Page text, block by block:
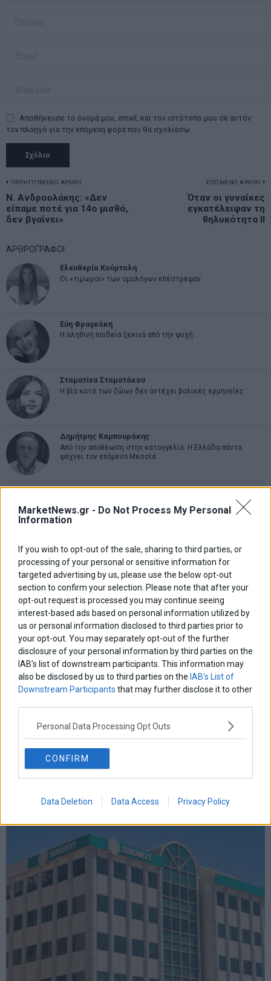
MarketNews.gr - Do Not Process My Personal
Information
If you wish to opt-out of the sale, sharing to third parties, or
processing of your personal or sensitive information for
targeted advertising by us, please use the below opt-out
section to confirm your selection. Please note that after your
opt-out request is processed you may continue seeing
interest-based ads based on personal information utilized by
us or personal information disclosed to third parties prior to
your opt-out. You may separately opt-out of the further
disclosure of your personal information by third parties on the
IAB’s list of downstream participants. This information may
also be disclosed by us to third parties on the IAB’s List of
Downstream Participants that may further disclose it to other
Personal Data Processing Opt Outs
CONFIRM
Data Deletion Data Access Privacy Policy
Αποθήκευσε το όνομά μου, email, και τον ιστότοπο μου σε αυτόν
τον πλοηγό για την επόμενη φορά που θα σχολιάσω.
Πλοήγηση
άρθρων
ΠΡΟΗΓΟΥΜΕΝΟ ΑΡΘΡΟ
Previous
post:
Ν. Ανδρουλάκης: «Δεν
είπαμε ποτέ για 14ο μισθό,
δεν βγαίνει»
ΕΠΟΜΕΝΟ ΑΡΘΡΟ
Όταν οι γυναίκες
εγκατέλειψαν τη
θηλυκότητα II
ΑΡΘΡΟΓΡΑΦΟΙ
Ελευθερία Κούρταλη
Οι «τιμωροί» των ομολόγων επέστρεψαν
Εύη Φραγκάκη
Η αληθινή παιδεία ξεκινά από την ψυχή…
Σταματίνα Σταματάκου
Η βία κατά των ζώων δεν αντέχει βολικές ερμηνείες
Δημήτρης Καμπουράκης
Από την αποθέωση στην καταγγελία: Η Ελλάδα πάντα
ψάχνει τον επόμενο Μεσσία
MIT Sloan: Οι AI-driven επιχειρήσεις διαμορφώνουν το νέο
μοντέλο επιχειρηματικότητας
Θανάσης Κρητικός
Στις 11/12 το πρώτο ευρωπαϊκό ντέρμπι «αιωνίων»
ΕΤΙΚΕΤΕΣ
eurobank marketnews nikkeiwallΑγορεςΗΠΑ Ιταλια
Χρηματιστηριο Αθηνων αεπ αθλητικα αναπτυξη βουλη γερμανια
διαπραγματευση δντεκλογες εκτ ελλαδα εμπορευματα
επικαιροτητα επιχειρησεις ευρω ευρωζωνη ευρωπαικα
χρηματιστηριαευρωπηηπακορωνοιοςκοσμος
κυριακος μητσοτακης μεταρρυθμισεις μετρα μητσοτακης νδ
οικονομιαομολογα
συριζατουρκια τραπεζες
LATEST FROM BLOG